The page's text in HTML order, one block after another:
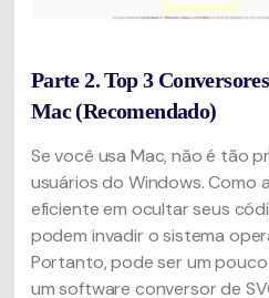
Parte 2. Top 3
Mac (Recomendado)
Se você usa Mac, não é tão
usuários do Windows. Como
eficiente em ocultar seus
podem invadir o sistema
Portanto, pode ser um
um software conversor de